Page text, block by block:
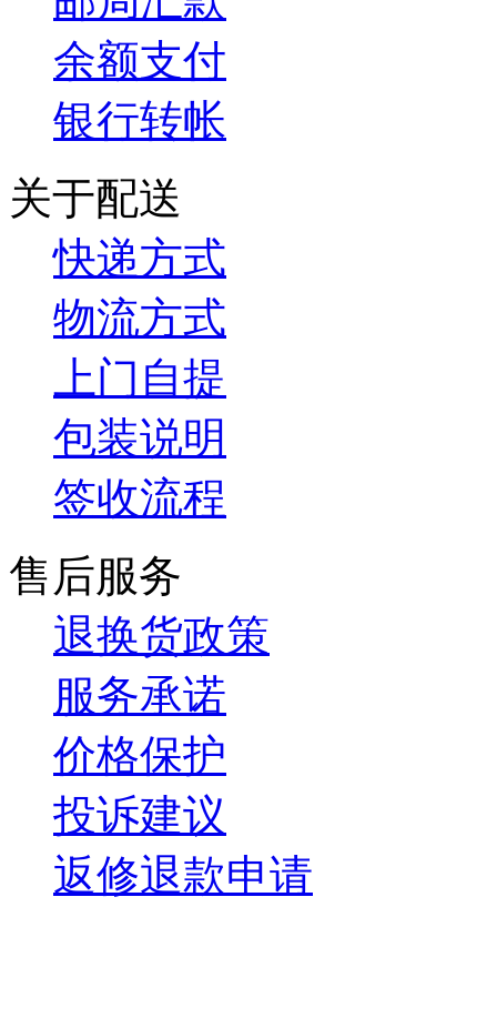
余额支付
银行转帐
关于配送
快递方式
物流方式
上门自提
包装说明
签收流程
售后服务
退换货政策
服务承诺
价格保护
投诉建议
返修退款申请